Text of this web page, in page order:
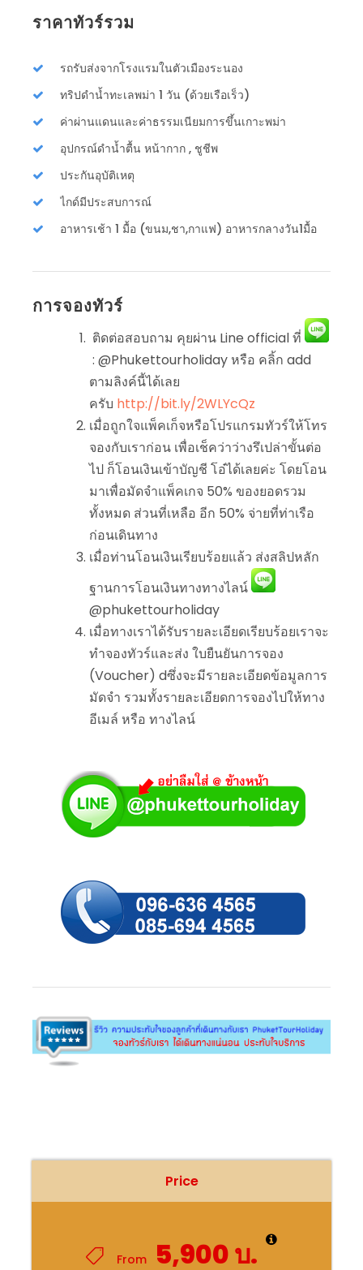
Price
From 5,900 บ.
ราคาทัวร์รวม
รถรับส่งจากโรงแรมในตัวเมืองระนอง
ทริปดำน้ำทะเลพม่า 1 วัน (ด้วยเรือเร็ว)
ค่าผ่านแดนและค่าธรรมเนียมการขึ้นเกาะพม่า
อุปกรณ์ดำน้ำตื้น หน้ากาก , ชูชีพ
ประกันอุบัติเหตุ
ไกด์มีประสบการณ์
อาหารเช้า 1 มื้อ (ขนม,ชา,กาแฟ) อาหารกลางวัน1มื้อ
การจองทัวร์
ติดต่อสอบถาม คุยผ่าน Line official ที่
: @Phukettourholiday หรือ คลิ้ก add
ตามลิงค์นี้ได้เลย
ครับ http://bit.ly/2WLYcQz
เมื่อถูกใจแพ็คเก็จหรือโปรแกรมทัวร์ให้โทร
จองกับเราก่อน เพื่อเช็คว่าว่างรึเปล่าขั้นต่อ
ไป ก็โอนเงินเข้าบัญชี โอ๋ได้เลยค่ะ โดยโอน
มาเพื่อมัดจำแพ็คเกจ 50% ของยอดรวม
ทั้งหมด ส่วนที่เหลือ อีก 50% จ่ายที่ท่าเรือ
ก่อนเดินทาง
เมื่อท่านโอนเงินเรียบร้อยแล้ว ส่งสลิปหลัก
ฐานการโอนเงินทางทางไลน์
@phukettourholiday
เมื่อทางเราได้รับรายละเอียดเรียบร้อยเราจะ
ทำจองทัวร์และส่ง ใบยืนยันการจอง
(Voucher) dซึ่งจะมีรายละเอียดข้อมูลการ
มัดจำ รวมทั้งรายละเอียดการจองไปให้ทาง
อีเมล์ หรือ ทางไลน์